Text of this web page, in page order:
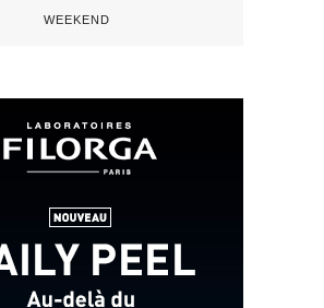
WEEKEND